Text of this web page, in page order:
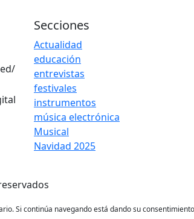
Secciones
Actualidad
educación
entrevistas
festivales
instrumentos
música electrónica
Musical
Navidad 2025
Si continúa navegando está dando su